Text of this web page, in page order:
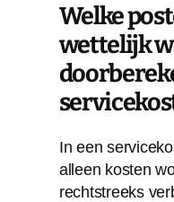
Welke
wettelijk
In een
alleen kosten
rechtstreeks